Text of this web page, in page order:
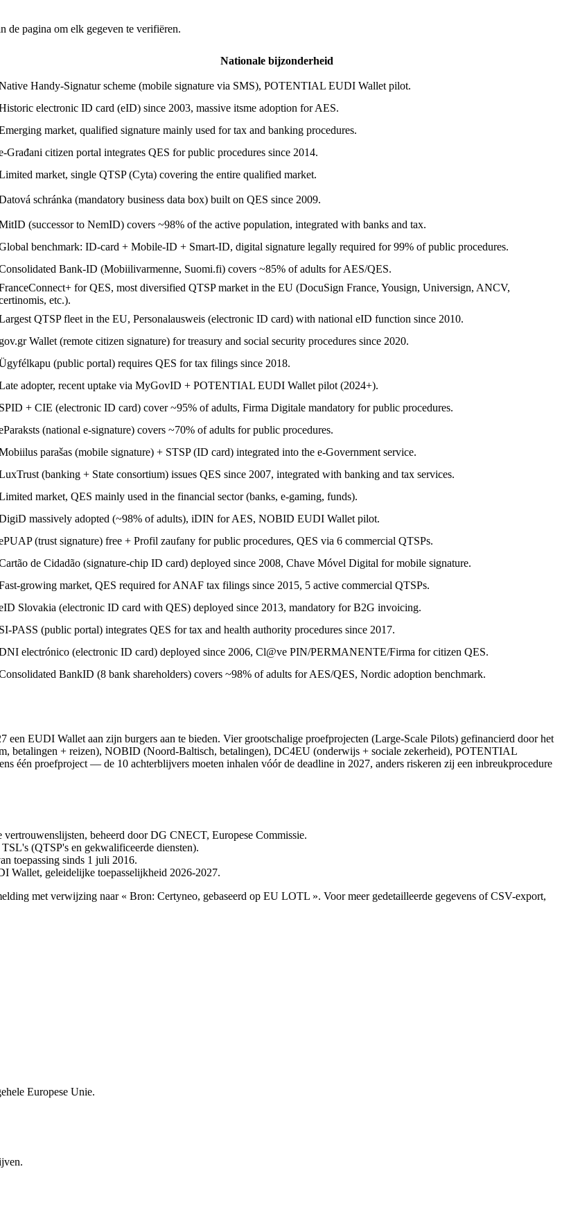
de pagina om elk gegeven te verifiëren.
Nationale bijzonderheid
Handy-Signatur scheme (mobile signature via SMS), POTENTIAL EUDI Wallet pilot.
electronic ID card (eID) since 2003, massive itsme adoption for AES.
market, qualified signature mainly used for tax and banking procedures.
Građani citizen portal integrates QES for public procedures since 2014.
market, single QTSP (Cyta) covering the entire qualified market.
schránka (mandatory business data box) built on QES since 2009.
(successor to NemID) covers ~98% of the active population, integrated with banks and tax.
benchmark: ID-card + Mobile-ID + Smart-ID, digital signature legally required for 99% of public procedures.
Bank-ID (Mobiilivarmenne, Suomi.fi) covers ~85% of adults for AES/QES.
for QES, most diversified QTSP market in the EU (DocuSign France, Yousign, Universign, ANCV,
etc.).
QTSP fleet in the EU, Personalausweis (electronic ID card) with national eID function since 2010.
gov.gr Wallet (remote citizen signature) for treasury and social security procedures since 2020.
(public portal) requires QES for tax filings since 2018.
adopter, recent uptake via MyGovID + POTENTIAL EUDI Wallet pilot (2024+).
SPID + CIE (electronic ID card) cover ~95% of adults, Firma Digitale mandatory for public procedures.
(national e-signature) covers ~70% of adults for public procedures.
parašas (mobile signature) + STSP (ID card) integrated into the e-Government service.
(banking + State consortium) issues QES since 2007, integrated with banking and tax services.
market, QES mainly used in the financial sector (banks, e-gaming, funds).
massively adopted (~98% of adults), iDIN for AES, NOBID EUDI Wallet pilot.
(trust signature) free + Profil zaufany for public procedures, QES via 6 commercial QTSPs.
de Cidadão (signature-chip ID card) deployed since 2008, Chave Móvel Digital for mobile signature.
growing market, QES required for ANAF tax filings since 2015, 5 active commercial QTSPs.
Slovakia (electronic ID card with QES) deployed since 2013, mandatory for B2G invoicing.
SI-PASS (public portal) integrates QES for tax and health authority procedures since 2017.
electrónico (electronic ID card) deployed since 2006, Cl@ve PIN/PERMANENTE/Firma for citizen QES.
BankID (8 bank shareholders) covers ~98% of adults for AES/QES, Nordic adoption benchmark.
EUDI Wallet aan zijn burgers aan te bieden. Vier grootschalige proefprojecten (Large-Scale Pilots) gefinancierd door het
betalingen + reizen), NOBID (Noord-Baltisch, betalingen), DC4EU (onderwijs + sociale zekerheid), POTENTIAL
één proefproject — de 10 achterblijvers moeten inhalen vóór de deadline in 2027, anders riskeren zij een inbreukprocedure
vertrouwenslijsten, beheerd door DG CNECT, Europese Commissie.
(QTSP's en gekwalificeerde diensten).
toepassing sinds 1 juli 2016.
Wallet, geleidelijke toepasselijkheid 2026-2027.
met verwijzing naar « Bron: Certyneo, gebaseerd op EU LOTL ». Voor meer gedetailleerde gegevens of CSV-export,
Europese Unie.